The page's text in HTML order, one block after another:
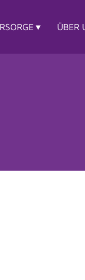
ÜBER